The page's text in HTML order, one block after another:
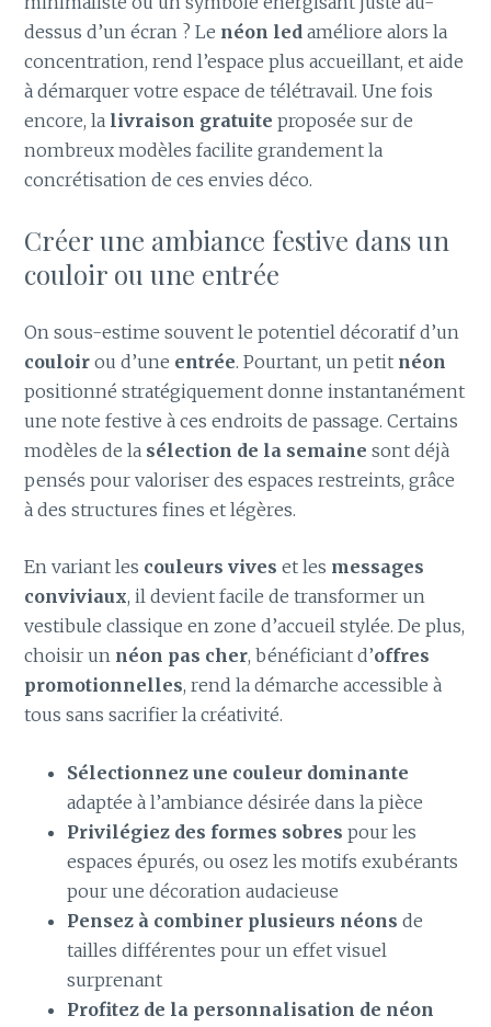
dessus d’un écran ? Le néon led améliore alors la
concentration, rend l’espace plus accueillant, et aide
à démarquer votre espace de télétravail. Une fois
encore, la livraison gratuite proposée sur de
nombreux modèles facilite grandement la
concrétisation de ces envies déco.
Créer une ambiance festive dans un
couloir ou une entrée
On sous-estime souvent le potentiel décoratif d’un
couloir ou d’une entrée. Pourtant, un petit néon
positionné stratégiquement donne instantanément
une note festive à ces endroits de passage. Certains
modèles de la sélection de la semaine sont déjà
pensés pour valoriser des espaces restreints, grâce
à des structures fines et légères.
En variant les couleurs vives et les messages
conviviaux, il devient facile de transformer un
vestibule classique en zone d’accueil stylée. De plus,
choisir un néon pas cher, bénéficiant d’offres
promotionnelles, rend la démarche accessible à
tous sans sacrifier la créativité.
Sélectionnez une couleur dominante
adaptée à l’ambiance désirée dans la pièce
Privilégiez des formes sobres pour les
espaces épurés, ou osez les motifs exubérants
pour une décoration audacieuse
Pensez à combiner plusieurs néons de
tailles différentes pour un effet visuel
surprenant
Profitez de la personnalisation de néon